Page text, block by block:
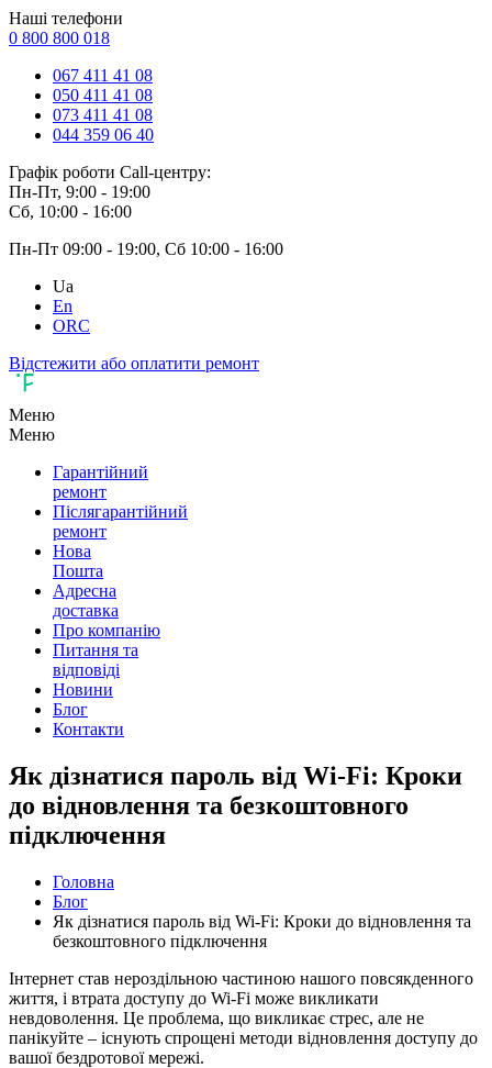
Наші телефони
0 800 800 018
067 411 41 08
050 411 41 08
073 411 41 08
044 359 06 40
Графік роботи Call-центру:
Пн-Пт, 9:00 - 19:00
Сб, 10:00 - 16:00
Пн-Пт 09:00 - 19:00, Сб 10:00 - 16:00
Ua
En
ORC
Відстежити або оплатити ремонт
Меню
Меню
Гарантійний
ремонт
Післягарантійний
ремонт
Нова
Пошта
Адресна
доставка
Про компанію
Питання та
відповіді
Новини
Блог
Контакти
Як дізнатися пароль від Wi-Fi: Кроки
до відновлення та безкоштовного
підключення
Головна
Блог
Як дізнатися пароль від Wi-Fi: Кроки до відновлення та
безкоштовного підключення
Інтернет став нероздільною частиною нашого повсякденного
життя, і втрата доступу до Wi-Fi може викликати
невдоволення. Це проблема, що викликає стрес, але не
панікуйте – існують спрощені методи відновлення доступу до
вашої бездротової мережі.